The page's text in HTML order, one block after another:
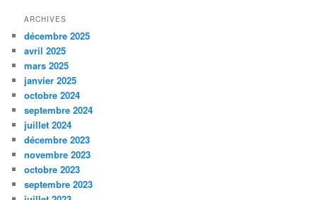
ARCHIVES
décembre 2025
avril 2025
mars 2025
janvier 2025
octobre 2024
septembre 2024
juillet 2024
décembre 2023
novembre 2023
octobre 2023
septembre 2023